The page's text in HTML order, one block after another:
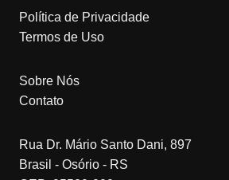
Política de Privacidade
Termos de Uso
Sobre Nós
Contato
Rua Dr. Mário Santo Dani, 897
Brasil - Osório - RS